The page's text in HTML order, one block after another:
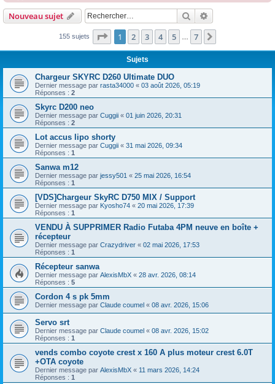
Nouveau sujet Rechercher
155 sujets Page 1sur7
1 2 3 4 5 7
Sujets
Chargeur SKYRC D260 Ultimate DUO
Dernier message par rasta34000 « 03 août 2026, 05:19
Réponses : 2
Skyrc D200 neo
Dernier message par Cuggii « 01 juin 2026, 20:31
Réponses : 2
Lot accus lipo shorty
Dernier message par Cuggii « 31 mai 2026, 09:34
Réponses : 1
Sanwa m12
Dernier message par jessy501 « 25 mai 2026, 16:54
Réponses : 1
[VDS]Chargeur SkyRC D750 MIX / Support
Dernier message par Kyosho74 « 20 mai 2026, 17:39
Réponses : 1
VENDU À SUPPRIMER Radio Futaba 4PM neuve en boîte +
récepteur
Dernier message par Crazydriver « 02 mai 2026, 17:53
Réponses : 1
Récepteur sanwa
Dernier message par AlexisMbX « 28 avr. 2026, 08:14
Réponses : 5
Cordon 4 s pk 5mm
Dernier message par Claude coumel « 08 avr. 2026, 15:06
Servo srt
Dernier message par Claude coumel « 08 avr. 2026, 15:02
Réponses : 1
vends combo coyote crest x 160 A plus moteur crest 6.0T
+OTA coyote
Dernier message par AlexisMbX « 11 mars 2026, 14:24
Réponses : 1